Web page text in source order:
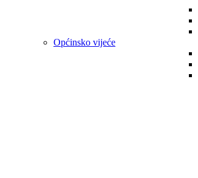
Općinsko vijeće